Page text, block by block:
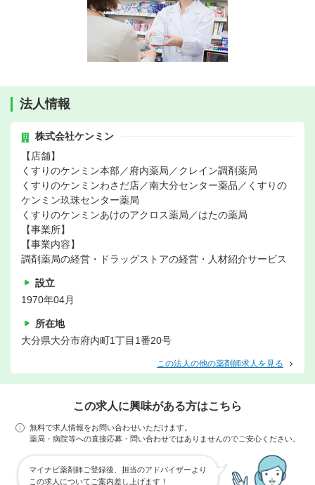
法人情報
株式会社ケンミン
【店舗】
くすりのケンミン本部／府内薬局／クレイン調剤薬局
くすりのケンミンわさだ店／南大分センター薬品／くすりの
ケンミン玖珠センター薬局
くすりのケンミンあけのアクロス薬局／はたの薬局
【事業所】
【事業内容】
調剤薬局の経営・ドラッグストアの経営・人材紹介サービス
設立
1970年04月
所在地
大分県大分市府内町1丁目1番20号
この法人の他の薬剤師求人を見る
この求人に興味がある方はこちら
無料で求人情報をお問い合わせいただけます。
薬局・病院等への直接応募・問い合わせではありませんのでご安心ください。
マイナビ薬剤師ご登録後、担当のアドバイザーより
この求人についてご案内差し上げます！